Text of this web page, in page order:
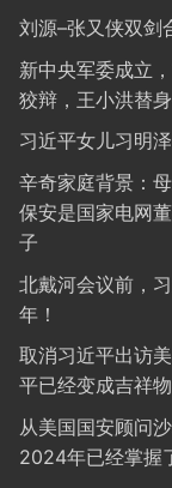
刘源–张又侠双剑
新中央军委成立
狡辩，王小洪替
习近平女儿习明
辛奇家庭背景：
保安是国家电网
子
北戴河会议前，
年！
取消习近平出访
平已经变成吉祥
从美国国安顾问
2024年已经掌握